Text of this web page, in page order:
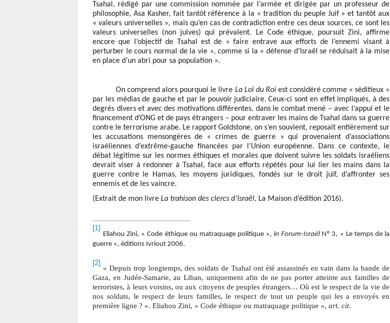
Tsahal, rédigé par une commission nommée par l’armée et dirigée par un professeur de
philosophie, Asa Kasher, fait tantôt référence à la « tradition du peuple Juif » et tantôt aux
« valeurs universelles », mais qu’en cas de contradiction entre ces deux sources, ce sont les
valeurs universelles (non juives) qui prévalent. Le Code éthique, poursuit Zini, affirme
encore que l’objectif de Tsahal est de « faire entrave aux efforts de l’ennemi visant à
perturber le cours normal de la vie », comme si la « défense d’Israël se réduisait à la mise
en place d’un abri pour sa population ».
On comprend alors pourquoi le livre La Loi du Roiest considéré comme « séditieux »
par les médias de gauche et par le pouvoir judiciaire. Ceux-ci sont en effet impliqués, à des
degrés divers et avec des motivations différentes, dans le combat mené – avec l’appui et le
financement d’ONG et de pays étrangers – pour entraver les mains de Tsahal dans sa guerre
contre le terrorisme arabe. Le rapport Goldstone, on s’en souvient, reposait entièrement sur
les accusations mensongères de « crimes de guerre » qui provenaient d’associations
israéliennes d’extrême-gauche financées par l’Union européenne. Dans ce contexte, le
débat légitime sur les normes éthiques et morales que doivent suivre les soldats israéliens
devrait viser à redonner à Tsahal, face aux efforts répétés pour lui lier les mains dans la
guerre contre le Hamas, les moyens juridiques, fondés sur le droit juif, d’affronter ses
ennemis et de les vaincre.
(Extrait de mon livre La trahison des clercs d’Israël, La Maison d’édition 2016).
[1]
Eliahou Zini, « Code éthique ou matraquage politique »,in Forum-Israël Nº 3, « Le temps de la
guerre », éditions Ivriout 2006.
[2]
« Depuis trop longtemps, des soldats de Tsahal ont été assassinés en vain dans la bande de
Gaza, en Judée-Samarie, au Liban, uniquement afin de ne pas porter atteinte aux familles de
terroristes, à leurs voisins, ou aux citoyens de peuples étrangers… Où est le respect de la vie de
nos soldats, le respect de leurs familles, le respect de tout un peuple qui les a envoyés en
première ligne ? ». Eliahou Zini, « Code éthique ou matraquage politique », art. cit.